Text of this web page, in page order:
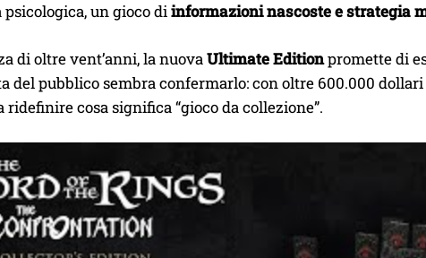
psicologica, un gioco diinformazioni nascoste e strategia
di oltre vent’anni, la nuovaUltimate Editionpromette di
del pubblico sembra confermarlo: con oltre 600.000
ridefinire cosa significa “gioco da collezione”.